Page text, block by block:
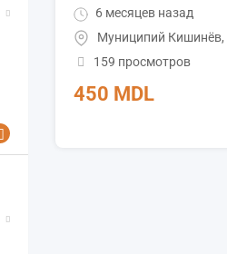
6 месяцев назад
Муниципий Кишинёв,
159 просмотров
450 MDL